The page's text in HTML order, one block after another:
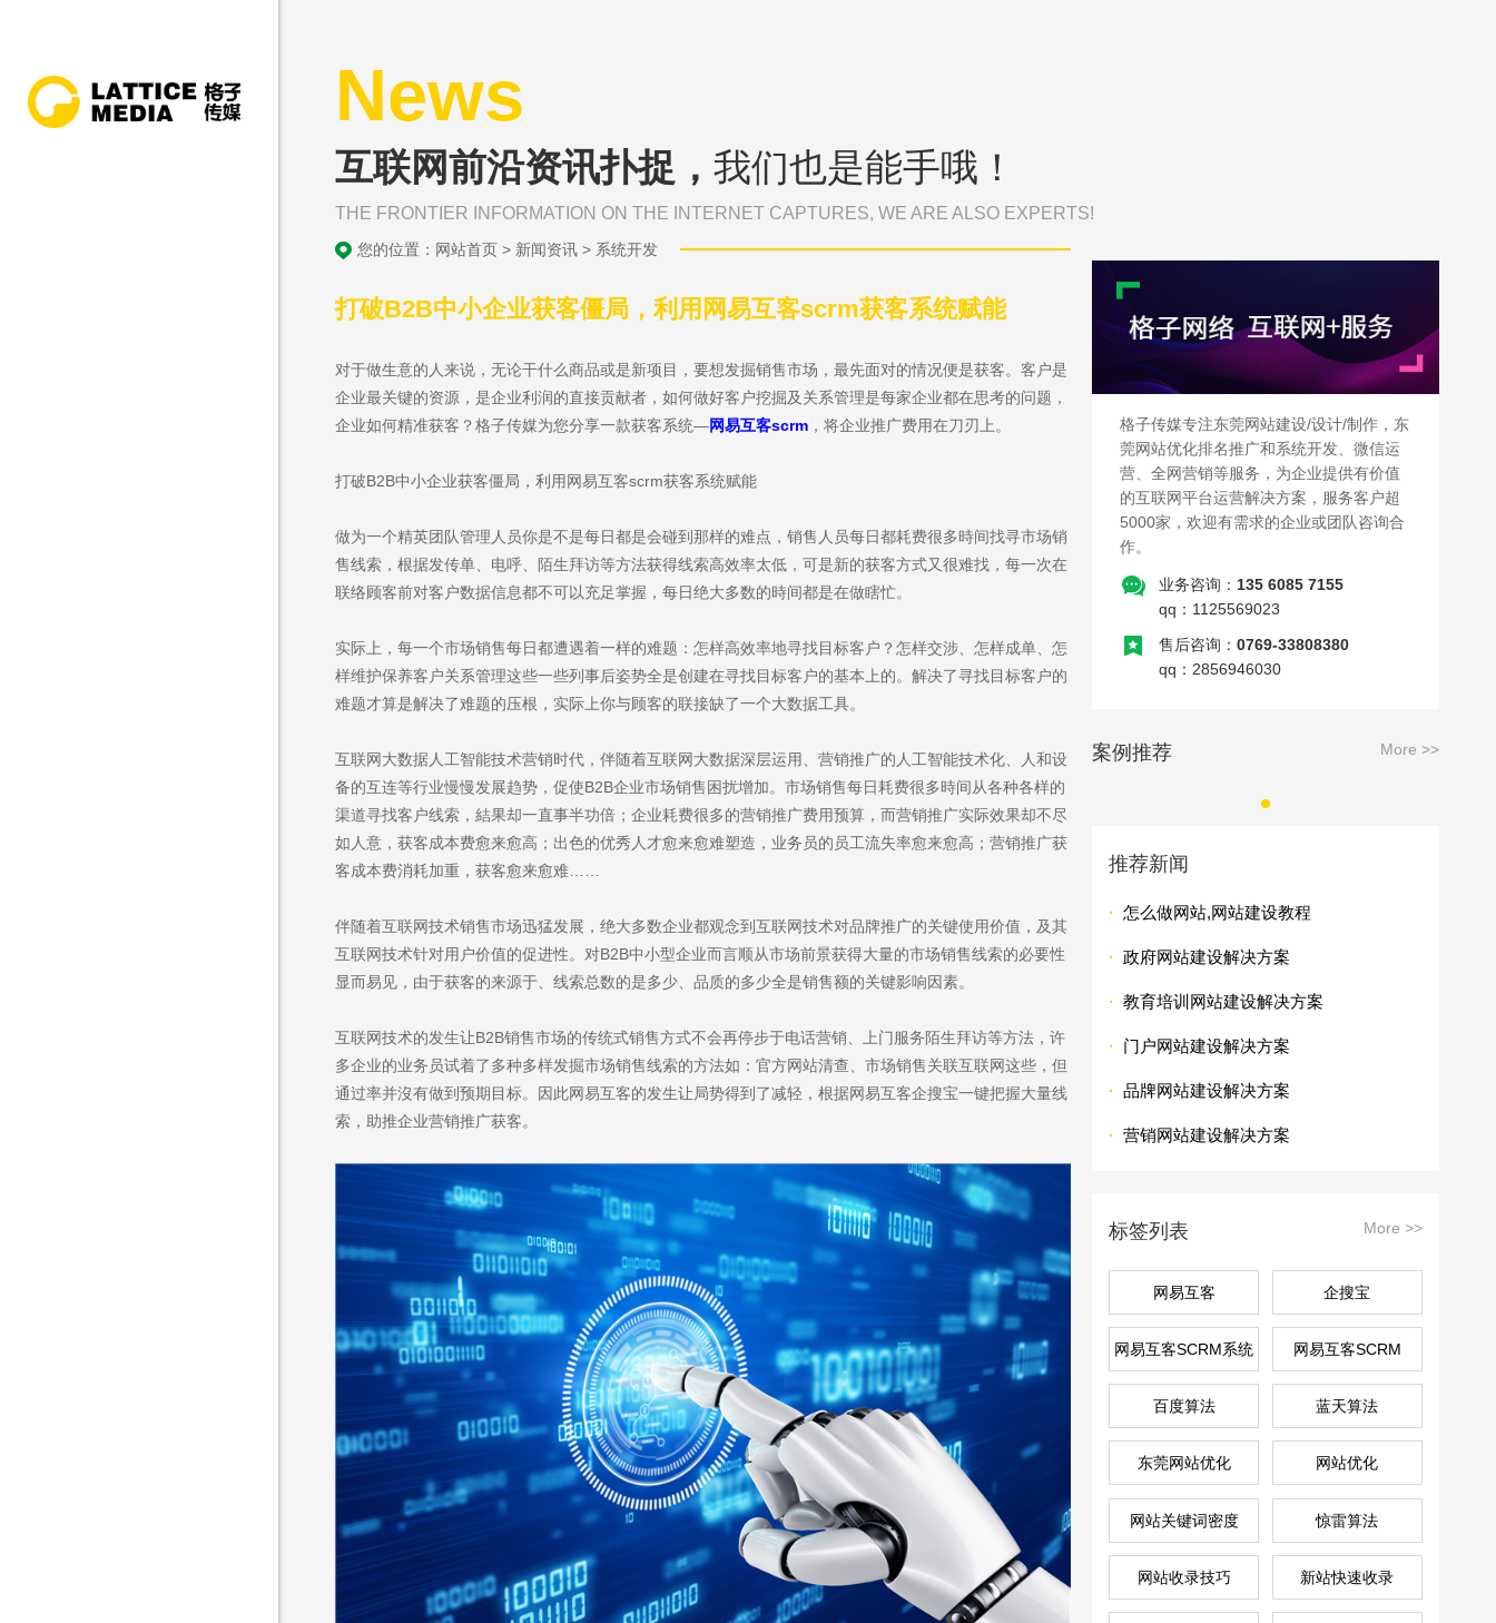
News
互联网前沿资讯扑捉，我们也是能手哦！
THE FRONTIER INFORMATION ON THE INTERNET CAPTURES, WE ARE ALSO EXPERTS!
您的位置： 网站首页 > 新闻资讯 > 系统开发
打破B2B中小企业获客僵局，利用网易互客scrm获客系统赋能
对于做生意的人来说，无论干什么商品或是新项目，要想发掘销售市场，最先面对的情况便是获客。客户是
企业最关键的资源，是企业利润的直接贡献者，如何做好客户挖掘及关系管理是每家企业都在思考的问题，
企业如何精准获客？格子传媒为您分享一款获客系统—网易互客scrm ，将企业推广费用在刀刃上。
打破B2B中小企业获客僵局，利用网易互客scrm获客系统赋能
做为一个精英团队管理人员你是不是每日都是会碰到那样的难点，销售人员每日都耗费很多時间找寻市场销
售线索，根据发传单、电呼、陌生拜访等方法获得线索高效率太低，可是新的获客方式又很难找，每一次在
联络顾客前对客户数据信息都不可以充足掌握，每日绝大多数的時间都是在做瞎忙。
实际上，每一个市场销售每日都遭遇着一样的难题：怎样高效率地寻找目标客户？怎样交涉、怎样成单、怎
样维护保养客户关系管理这些一些列事后姿势全是创建在寻找目标客户的基本上的。解决了寻找目标客户的
难题才算是解决了难题的压根，实际上你与顾客的联接缺了一个大数据工具。
互联网大数据人工智能技术营销时代，伴随着互联网大数据深层运用、营销推广的人工智能技术化、人和设
备的互连等行业慢慢发展趋势，促使B2B企业市场销售困扰增加。市场销售每日耗费很多時间从各种各样的
渠道寻找客户线索，結果却一直事半功倍；企业耗费很多的营销推广费用预算，而营销推广实际效果却不尽
如人意，获客成本费愈来愈高；出色的优秀人才愈来愈难塑造，业务员的员工流失率愈来愈高；营销推广获
客成本费消耗加重，获客愈来愈难……
伴随着互联网技术销售市场迅猛发展，绝大多数企业都观念到互联网技术对品牌推广的关键使用价值，及其
互联网技术针对用户价值的促进性。对B2B中小型企业而言顺从市场前景获得大量的市场销售线索的必要性
显而易见，由于获客的来源于、线索总数的是多少、品质的多少全是销售额的关键影响因素。
互联网技术的发生让B2B销售市场的传统式销售方式不会再停步于电话营销、上门服务陌生拜访等方法，许
多企业的业务员试着了多种多样发掘市场销售线索的方法如：官方网站清查、市场销售关联互联网这些，但
通过率并沒有做到预期目标。因此网易互客的发生让局势得到了减轻，根据网易互客企搜宝一键把握大量线
索，助推企业营销推广获客。
格子传媒专注东莞网站建设/设计/制作，东
莞网站优化排名推广和系统开发、微信运
营、全网营销等服务，为企业提供有价值
的互联网平台运营解决方案，服务客户超
5000家，欢迎有需求的企业或团队咨询合
作。
业务咨询： 135 6085 7155
qq：1125569023
售后咨询：0769-33808380
qq：2856946030
案例推荐 More >>
推荐新闻
·怎么做网站,网站建设教程
·政府网站建设解决方案
·教育培训网站建设解决方案
· 门户网站建设解决方案
·品牌网站建设解决方案
·营销网站建设解决方案
标签列表 More >>
网易互客 企搜宝
网易互客SCRM系统 网易互客SCRM
百度算法 蓝天算法
东莞网站优化 网站优化
网站关键词密度 惊雷算法
网站收录技巧 新站快速收录